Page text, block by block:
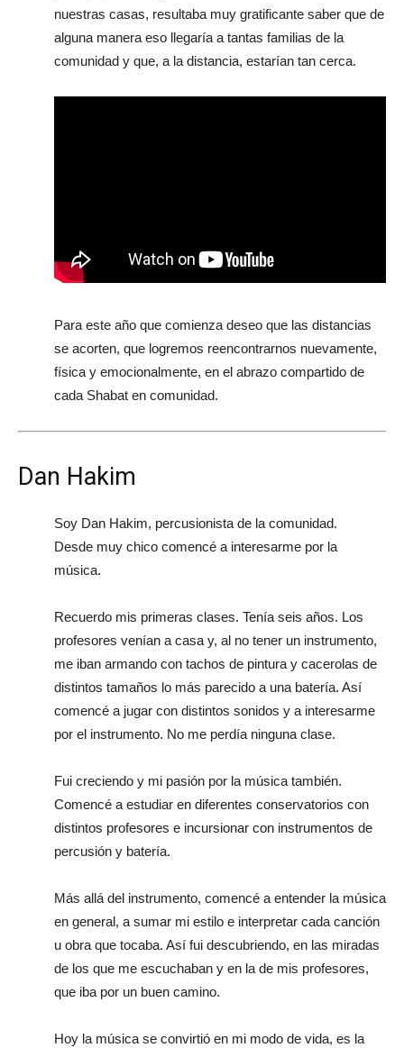
nuestras casas, resultaba muy gratificante saber que de
alguna manera eso llegaría a tantas familias de la
comunidad y que, a la distancia, estarían tan cerca.
Para este año que comienza deseo que las distancias
se acorten, que logremos reencontrarnos nuevamente,
física y emocionalmente, en el abrazo compartido de
cada Shabat en comunidad.
Dan Hakim
Soy Dan Hakim, percusionista de la comunidad.
Desde muy chico comencé a interesarme por la
música.
Recuerdo mis primeras clases. Tenía seis años. Los
profesores venían a casa y, al no tener un instrumento,
me iban armando con tachos de pintura y cacerolas de
distintos tamaños lo más parecido a una batería. Así
comencé a jugar con distintos sonidos y a interesarme
por el instrumento. No me perdía ninguna clase.
Fui creciendo y mi pasión por la música también.
Comencé a estudiar en diferentes conservatorios con
distintos profesores e incursionar con instrumentos de
percusión y batería.
Más allá del instrumento, comencé a entender la música
en general, a sumar mi estilo e interpretar cada canción
u obra que tocaba. Así fui descubriendo, en las miradas
de los que me escuchaban y en la de mis profesores,
que iba por un buen camino.
Hoy la música se convirtió en mi modo de vida, es la